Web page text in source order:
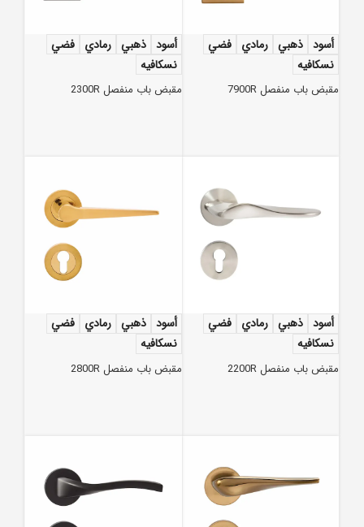
أسود ذهبي رمادي فضي
نسكافيه
مقبض باب منفصل 7900R
أسود ذهبي رمادي
فضي
نسكافيه
مقبض باب منفصل 2300R
أسود ذهبي رمادي فضي
نسكافيه
مقبض باب منفصل 2200R
أسود ذهبي رمادي
فضي
نسكافيه
مقبض باب منفصل 2800R